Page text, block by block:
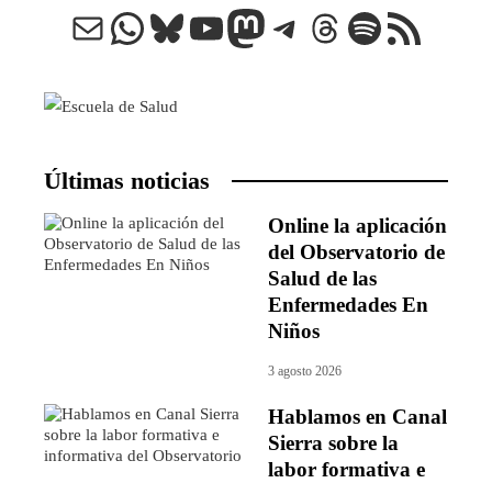
Correo electrónico
WhatsApp
Bluesky
YouTube
Mastodon
Telegram
Threads
Spotify
Feed RSS
Últimas noticias
Online la aplicación
del Observatorio de
Salud de las
Enfermedades En
Niños
3 agosto 2026
Hablamos en Canal
Sierra sobre la
labor formativa e